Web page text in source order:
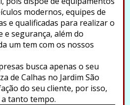
modernos, equipes de
e qualificadas para realizar o
e segurança, além do
um tem com os nossos
busca apenas o seu
de Calhas no Jardim São
do seu cliente, por isso,
tanto tempo.